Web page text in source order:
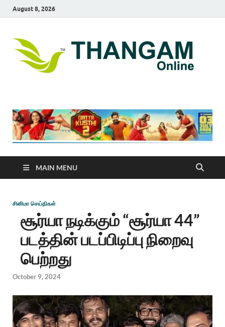
August 8, 2026
MAIN MENU
சினிமா செய்திகள்
சூர்யா நடிக்கும் “சூர்யா 44”
படத்தின் படப்பிடிப்பு நிறைவு
பெற்றது
October 9, 2024